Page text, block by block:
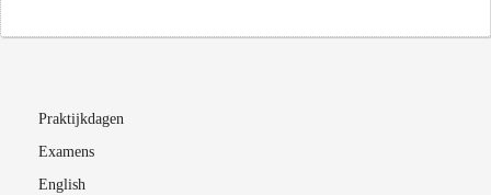
Praktijkdagen
Examens
English